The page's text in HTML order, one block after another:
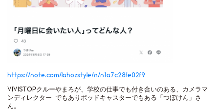
https://note.com/lahozstyle/n/n1a7c28fe02f9
VIVISTOPクルーやまろが、学校の仕事でも付き合いのある、カメラマ
ンディレクター でもありポッドキャスターでもある「つぼけん」さ
ん。